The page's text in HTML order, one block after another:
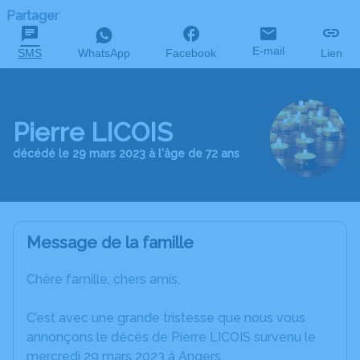
Partager
SMS WhatsApp Facebook E-mail Lien
Pierre LICOIS
décédé le 29 mars 2023 à l'âge de 72 ans
Message de la famille
Chère famille, chers amis,
C’est avec une grande tristesse que nous vous
annonçons le décès de Pierre LICOIS survenu le
mercredi 29 mars 2023 à Angers.